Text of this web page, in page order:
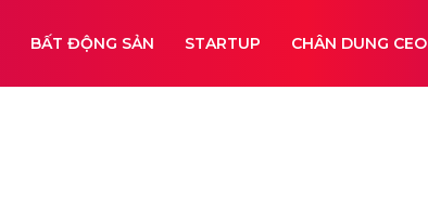
BẤT ĐỘNG SẢN STARTUP CHÂN DUNG CEO